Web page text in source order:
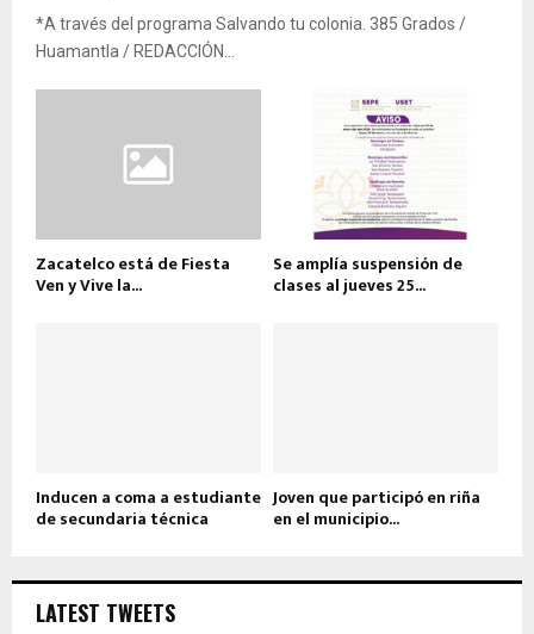
*A través del programa Salvando tu colonia. 385 Grados /
Huamantla / REDACCIÓN...
Zacatelco está de Fiesta
Ven y Vive la...
Se amplía suspensión de
clases al jueves 25...
Inducen a coma a estudiante
de secundaria técnica
Joven que participó en riña
en el municipio...
LATEST TWEETS